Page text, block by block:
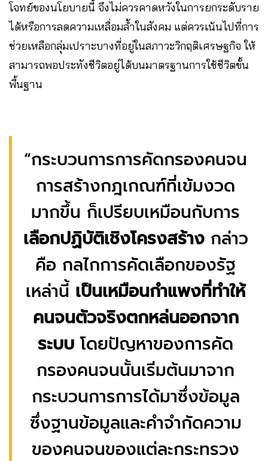
โจทย์ของนโยบายนี้ จึงไม่ควรคาดหวังในการยกระดับราย
ได้หรือการลดความเหลื่อมล้ำในสังคม แต่ควรเน้นไปที่การ
ช่วยเหลือกลุ่มเปราะบางที่อยู่ในสภาวะวิกฤติเศรษฐกิจ ให้
สามารถพอประทังชีวิตอยู่ได้บนมาตรฐานการใช้ชีวิตขั้น
พื้นฐาน
“กระบวนการการคัดกรองคนจน
การสร้างกฎเกณฑ์ที่เข้มงวด
มากขึ้น ก็เปรียบเหมือนกับการ
เลือกปฏิบัติเชิงโครงสร้างกล่าว
คือ กลไกการคัดเลือกของรัฐ
เหล่านี้ เป็นเหมือนกำแพงที่ทำให้
คนจนตัวจริงตกหล่นออกจาก
ระบบ โดยปัญหาของการคัด
กรองคนจนนั้นเริ่มต้นมาจาก
กระบวนการการได้มาซึ่งข้อมูล
ซึ่งฐานข้อมูลและคำจำกัดความ
ของคนจนของแต่ละกระทรวง